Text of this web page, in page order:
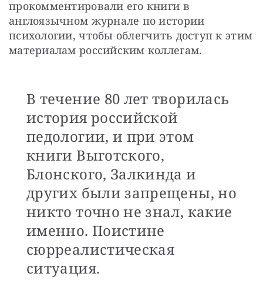
прокомментировали его книги в
англоязычном журнале по истории
психологии, чтобы облегчить доступ к этим
материалам российским коллегам.
В течение 80 лет творилась
история российской
педологии, и при этом
книги Выготского,
Блонского, Залкинда и
других были запрещены, но
никто точно не знал, какие
именно. Поистине
сюрреалистическая
ситуация.